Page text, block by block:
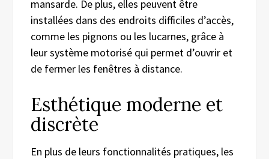
mansarde. De plus, elles peuvent être
installées dans des endroits difficiles d’accès,
comme les pignons ou les lucarnes, grâce à
leur système motorisé qui permet d’ouvrir et
de fermer les fenêtres à distance.
Esthétique moderne et
discrète
En plus de leurs fonctionnalités pratiques, les